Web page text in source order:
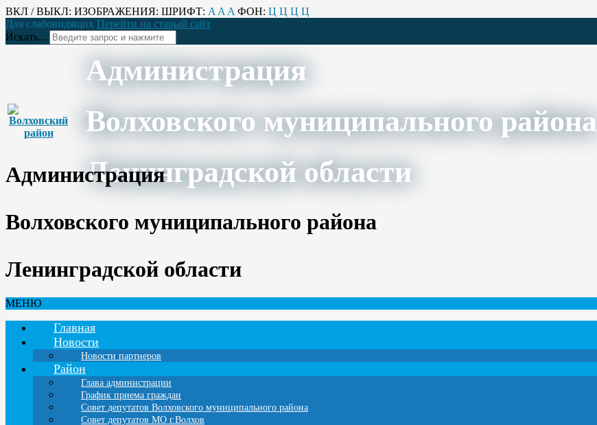
ВКЛ / ВЫКЛ: ИЗОБРАЖЕНИЯ: ШРИФТ: A A A ФОН: Ц Ц Ц Ц
Для слабовидящих Перейти на старый сайт
Искать...
Администрация
Волховского муниципального района
Ленинградской области
Администрация
Волховского муниципального района
Ленинградской области
МЕНЮ
Главная
Новости
Новости партнеров
Район
Глава администрации
График приема граждан
Совет депутатов Волховского муниципального района
Совет депутатов МО г.Волхов